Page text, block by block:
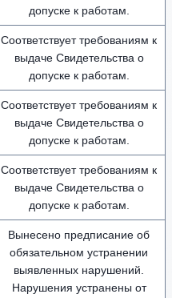
допуске к работам.
Соответствует требованиям к
выдаче Свидетельства о
допуске к работам.
Соответствует требованиям к
выдаче Свидетельства о
допуске к работам.
Соответствует требованиям к
выдаче Свидетельства о
допуске к работам.
Вынесено предписание об
обязательном устранении
выявленных нарушений.
Нарушения устранены от